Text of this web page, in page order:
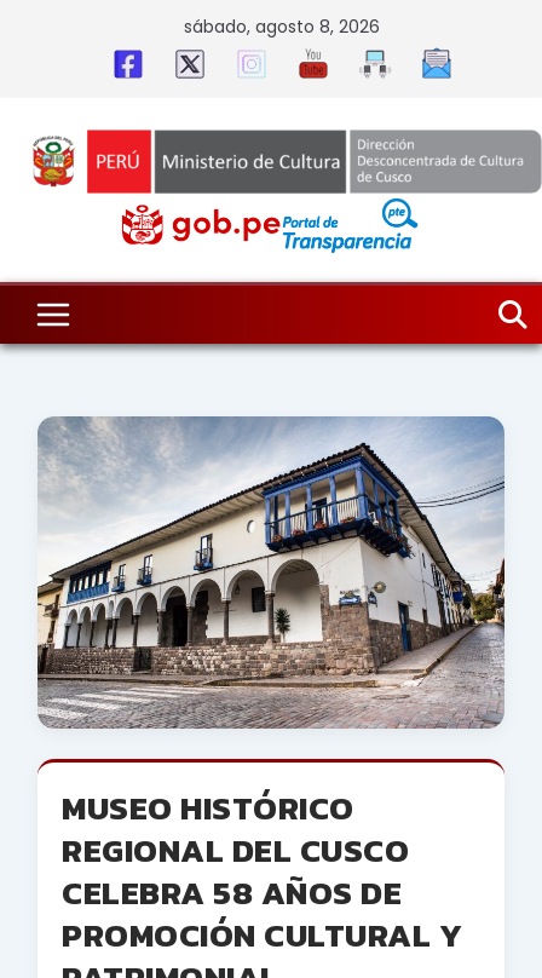
sábado, agosto 8, 2026
MUSEO HISTÓRICO
REGIONAL DEL CUSCO
CELEBRA 58 AÑOS DE
PROMOCIÓN CULTURAL Y